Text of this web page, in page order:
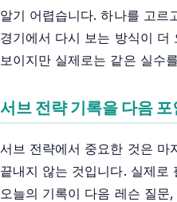
알기 어렵습니다. 하나를 고르
경기에서 다시 보는 방식이 더
보이지만 실제로는 같은 실수
서브 전략 기록을 다음
서브 전략에서 중요한 것은 마
끝내지 않는 것입니다. 실제로
오늘의 기록이 다음 레슨 질문